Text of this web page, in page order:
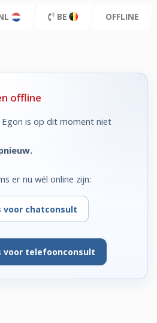
BE OFFLINE
offline
is op dit moment niet
er nu wél online zijn:
voor chatconsult
voor telefoonconsult